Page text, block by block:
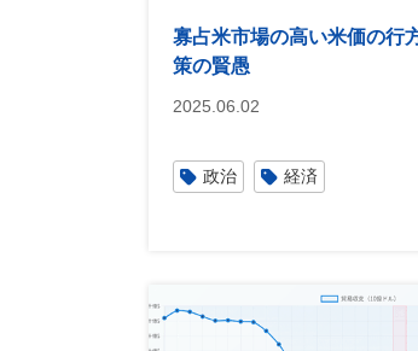
寡占米市場の高い米価の行
策の賢愚
2025.06.02
政治 経済